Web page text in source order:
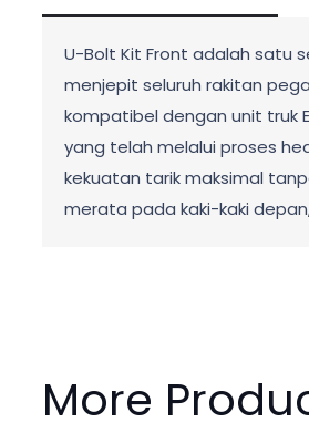
U-Bolt Kit Front adalah satu
menjepit seluruh rakitan
kompatibel dengan unit truk
yang telah melalui proses
kekuatan tarik maksimal
merata pada kaki-kaki
More